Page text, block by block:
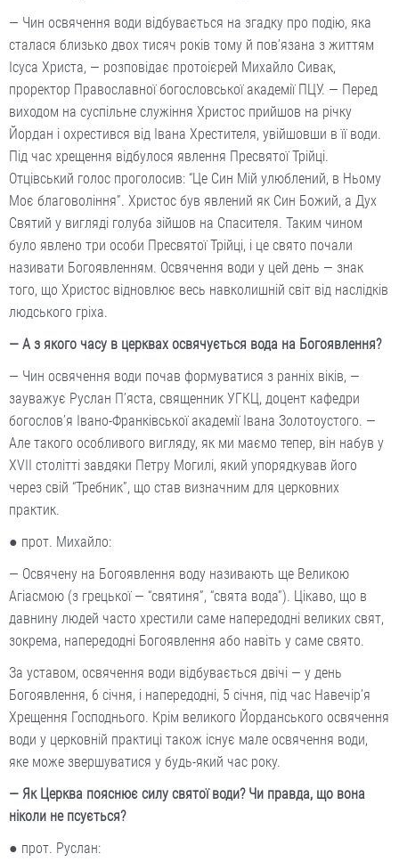
— Чин освячення води відбувається на згадку про подію, яка
сталася близько двох тисяч років тому й пов’язана з життям
Ісуса Христа, — розповідає протоієрей Михайло Сивак,
проректор Православної богословської академії ПЦУ. — Перед
виходом на суспільне служіння Христос прийшов на річку
Йордан і охрестився від Івана Хрестителя, увійшовши в її води.
Під час хрещення відбулося явлення Пресвятої Трійці.
Отцівський голос проголосив: “Це Син Мій улюблений, в Ньому
Моє благовоління”. Христос був явлений як Син Божий, а Дух
Святий у вигляді голуба зійшов на Спасителя. Таким чином
було явлено три особи Пресвятої Трійці, і це свято почали
називати Богоявленням. Освячення води у цей день — знак
того, що Христос відновлює весь навколишній світ від наслідків
людського гріха.
— А з якого часу в церквах освячується вода на Богоявлення?
— Чин освячення води почав формуватися з ранніх віків, —
зауважує Руслан П’яста, священник УГКЦ, доцент кафедри
богослов’я Івано-Франківської академії Івана Золотоустого. —
Але такого особливого вигляду, як ми маємо тепер, він набув у
ХVII столітті завдяки Петру Могилі, який упорядкував його
через свій “Требник”, що став визначним для церковних
практик.
● прот. Михайло:
— Освячену на Богоявлення воду називають ще Великою
Агіасмою (з грецької — “святиня”, “свята вода”). Цікаво, що в
давнину людей часто хрестили саме напередодні великих свят,
зокрема, напередодні Богоявлення або навіть у саме свято.
За уставом, освячення води відбувається двічі — у день
Богоявлення, 6 січня, і напередодні, 5 січня, під час Навечір’я
Хрещення Господнього. Крім великого Йорданського освячення
води у церковній практиці також існує мале освячення води,
яке може звершуватися у будь-який час року.
— Як Церква пояснює силу святої води? Чи правда, що вона
ніколи не псується?
● прот. Руслан: